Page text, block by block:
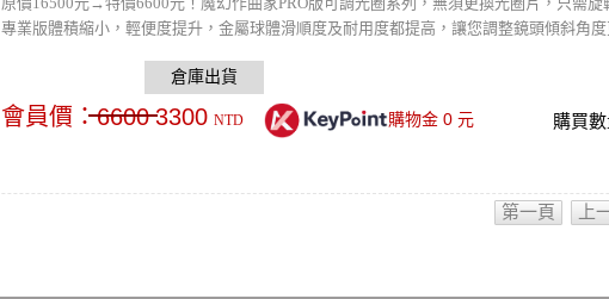
專業版體積縮小，輕便度提升，金屬球體滑順度及耐用度都提高，讓您調整鏡頭傾斜角度
會員價：6600 3300 NTD 購物金 0元 購買數
第一頁 上